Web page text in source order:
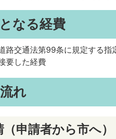
なる経費
路交通法第99条に規定する
要した経費
れ
申請者から市へ）